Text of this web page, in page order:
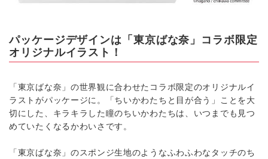
パッケージデザインは「東京ばな奈」コラボ限定
オリジナルイラスト！
「東京ばな奈」の世界観に合わせたコラボ限定のオリジナルイ
ラストがパッケージに。「ちいかわたちと目が合う」ことを大
切にした、キラキラした瞳のちいかわたちは、いつまでも見つ
めていたくなるかわいさです。
「東京ばな奈」のスポンジ生地のようなふわふわなタッチのち